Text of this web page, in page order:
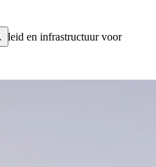
en infrastructuur voor